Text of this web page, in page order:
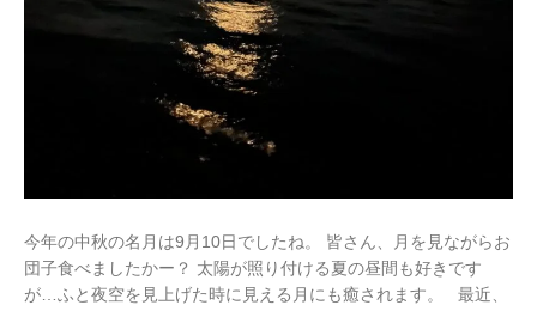
今年の中秋の名月は9月10日でしたね。 皆さん、月を見ながらお
団子食べましたかー？ 太陽が照り付ける夏の昼間も好きです
が…ふと夜空を見上げた時に見える月にも癒されます。 最近、